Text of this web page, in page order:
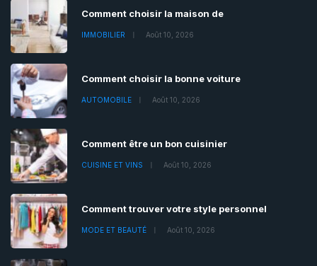
Comment choisir la maison de
IMMOBILIER Août 10, 2026
Comment choisir la bonne voiture
AUTOMOBILE Août 10, 2026
Comment être un bon cuisinier
CUISINE ET VINS Août 10, 2026
Comment trouver votre style personnel
MODE ET BEAUTÉ Août 10, 2026